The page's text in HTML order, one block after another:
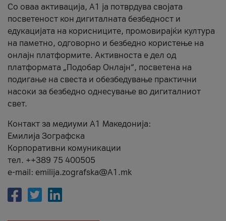
Со оваа активација, А1 ја потврдува својата
посветеност кон дигиталната безбедност и
едукацијата на корисниците, промовирајќи култура
на паметно, одговорно и безбедно користење на
онлајн платформите. Активноста е дел од
платформата „Подобар Онлајн“, посветена на
подигање на свеста и обезбедување практични
насоки за безбедно однесување во дигиталниот
свет.
Контакт за медиуми А1 Македонија:
Емилија Зографска
Корпоративни комуникации
тел. ++389 75 400505
e-mail: emilija.zografska@A1.mk